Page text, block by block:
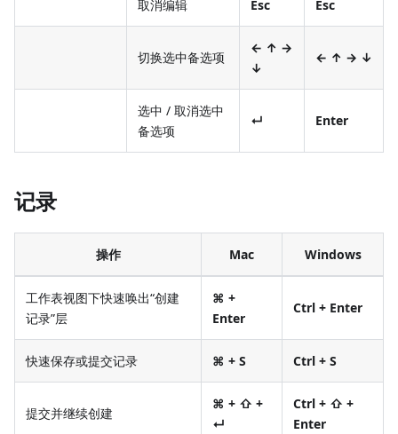
取消编辑 Esc Esc
切换选中备选项
← ↑ →
↓
← ↑ → ↓
选中 / 取消选中
备选项
↵ Enter
记录
操作 Mac Windows
工作表视图下快速唤出“创建
记录”层
⌘ +
Enter
Ctrl + Enter
快速保存或提交记录 ⌘ + S Ctrl + S
提交并继续创建
⌘ + ⇧ +
↵
Ctrl + ⇧ +
Enter